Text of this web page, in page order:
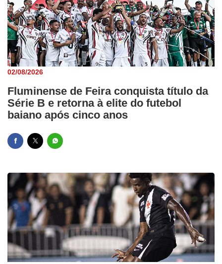
02/08/2026
Fluminense de Feira conquista título da
Série B e retorna à elite do futebol
baiano após cinco anos